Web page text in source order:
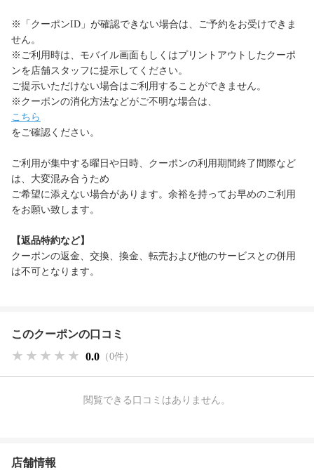
※「クーポンID」が確認できない場合は、ご予約をお受けできま
せん。
※ご利用時は、モバイル画面もしくはプリントアウトしたクーポ
ンを店舗スタッフに提示してください。
ご提示いただけない場合はご利用することができません。
※クーポンの消化方法などがご不明な場合は、
こちら
をご確認ください。
ご利用が集中する曜日や日時、クーポンの利用期間終了間際など
は、大変混み合うため
ご希望に添えない場合があります。余裕を持ってお早めのご利用
をお願い致します。
【返品特約など】
クーポンの返金、交換、換金、転売および他のサービスとの併用
は不可となります。
このクーポンの口コミ
★★★★★
★★★★★
★★★★★ 0.0 （0件）
閲覧できる口コミはありません。
店舗情報